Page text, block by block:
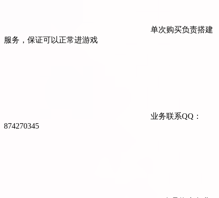
单次购买负责搭建
服务，保证可以正常进游戏
业务联系QQ：
874270345